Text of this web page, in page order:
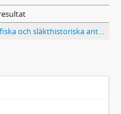
Yngve och Tor Hagerman: Självbiografiska och släkthistoriska anteckningar